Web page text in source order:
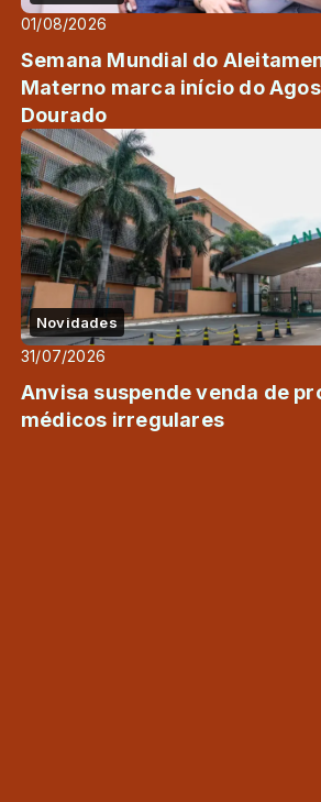
01/08/2026
Semana Mundial do
Materno marca início do
Dourado
Novidades
31/07/2026
Anvisa suspende venda de
médicos irregulares